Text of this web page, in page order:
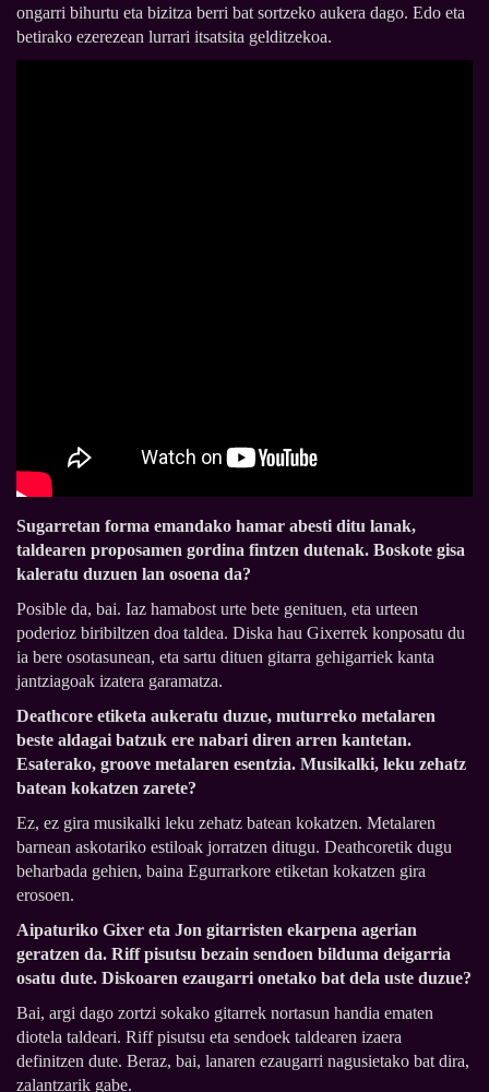
ongarri bihurtu eta bizitza berri bat sortzeko aukera dago. Edo eta
betirako ezerezean lurrari itsatsita gelditzekoa.
Sugarretan forma emandako hamar abesti ditu lanak,
taldearen proposamen gordina fintzen dutenak. Boskote gisa
kaleratu duzuen lan osoena da?
Posible da, bai. Iaz hamabost urte bete genituen, eta urteen
poderioz biribiltzen doa taldea. Diska hau Gixerrek konposatu du
ia bere osotasunean, eta sartu dituen gitarra gehigarriek kanta
jantziagoak izatera garamatza.
Deathcore etiketa aukeratu duzue, muturreko metalaren
beste aldagai batzuk ere nabari diren arren kantetan.
Esaterako, groove metalaren esentzia. Musikalki, leku zehatz
batean kokatzen zarete?
Ez, ez gira musikalki leku zehatz batean kokatzen. Metalaren
barnean askotariko estiloak jorratzen ditugu. Deathcoretik dugu
beharbada gehien, baina Egurrarkore etiketan kokatzen gira
erosoen.
Aipaturiko Gixer eta Jon gitarristen ekarpena agerian
geratzen da. Riff pisutsu bezain sendoen bilduma deigarria
osatu dute. Diskoaren ezaugarri onetako bat dela uste duzue?
Bai, argi dago zortzi sokako gitarrek nortasun handia ematen
diotela taldeari. Riff pisutsu eta sendoek taldearen izaera
definitzen dute. Beraz, bai, lanaren ezaugarri nagusietako bat dira,
zalantzarik gabe.